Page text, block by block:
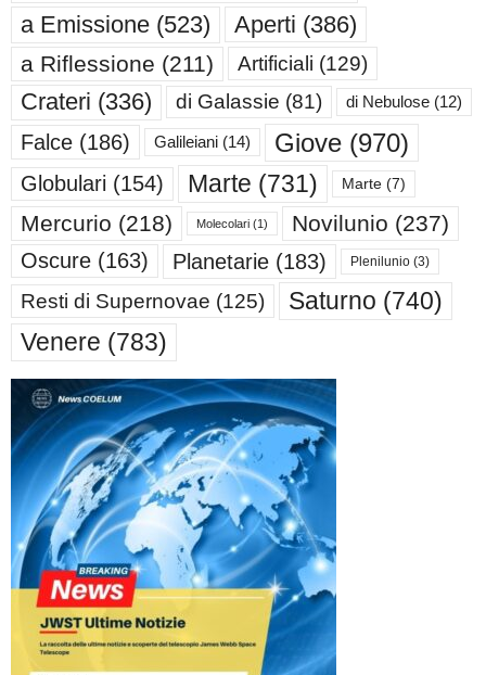
a Emissione (523) Aperti (386)
a Riflessione (211) Artificiali (129)
Crateri (336) di Galassie (81) di Nebulose (12)
Falce (186) Galileiani (14) Giove (970)
Globulari (154) Marte (731) Marte (7)
Mercurio (218) Molecolari (1) Novilunio (237)
Oscure (163) Planetarie (183) Plenilunio (3)
Resti di Supernovae (125) Saturno (740)
Venere (783)